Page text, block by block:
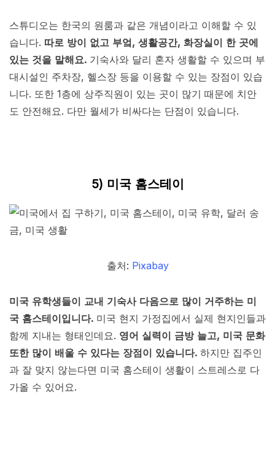
스튜디오는 한국의 원룸과 같은 개념이라고 이해할 수 있
습니다. 따로 방이 없고 부엌, 생활공간, 화장실이 한 곳에
있는 것을 말해요. 기숙사와 달리 혼자 생활할 수 있으며 부
대시설인 주차장, 헬스장 등을 이용할 수 있는 장점이 있습
니다. 또한 1층에 상주직원이 있는 곳이 많기 때문에 치안
도 안전해요. 다만 월세가 비싸다는 단점이 있습니다.
5) 미국 홈스테이
출처: Pixabay
미국 유학생들이 교내 기숙사 다음으로 많이 거주하는 미
국 홈스테이입니다. 미국 현지 가정집에서 실제 현지인들과
함께 지내는 형태인데요. 영어 실력이 금방 늘고, 미국 문화
또한 많이 배울 수 있다는 장점이 있습니다. 하지만 집주인
과 잘 맞지 않는다면 미국 홈스테이 생활이 스트레스로 다
가올 수 있어요.